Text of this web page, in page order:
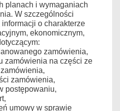
planach i wymaganiach
W szczególności
o charakterze
ekonomicznym,
zamówienia,
zamówienia na części ze
zamówienia,
postępowaniu,
umowy w sprawie